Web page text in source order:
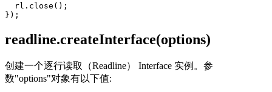
  rl.close();
readline.createInterface(options)
创建一个逐行读取（Readline） Interface 实例。参
数"options"对象有以下值: